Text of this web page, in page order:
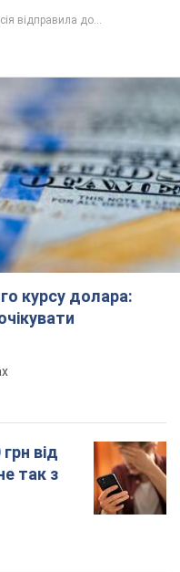
відправила до...
курсу долара:
від
так з